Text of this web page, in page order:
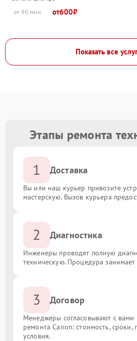
90
600
Показать все
Этапы ремонта
1 Доставка
Вы или наш курьер привозите
мастерскую. Вызов курьера
2 Диагностика
Инженеры проводят полную
техническую. Процедура
3 Договор
Менеджеры согласовывают с вами
ремонта Canon: стоимость, сроки,
условия.